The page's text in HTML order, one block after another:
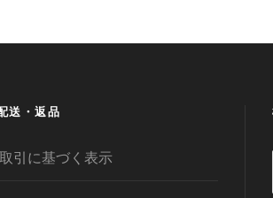
送・返品
引に基づく表示